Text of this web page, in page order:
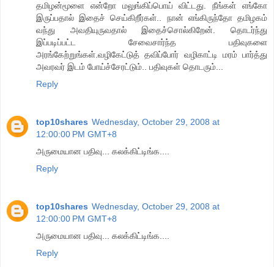
தமிழன்மூளை என்றோ மலுங்கிப்பொய் விட்டது. நீங்கள் எங்கோ
இருப்பதால் இதைச் செய்கிறீர்கள்.. நான் எங்கிருந்தோ தமிழகம்
வந்து அவதியுருவதால் இதைச்சொல்கிறேன். தொடர்ந்து
இப்படிப்பட்ட சேவைசார்ந்த பதிவுகளை
அரங்கேற்றுங்கள்.வழிகேட்டுத் தவிப்போர் வழிகாட்டி மரம் பார்த்து
அவரவர் இடம் போய்ச்சேரட்டும்.. பதிவுகள் தொடரும்...
Reply
top10shares Wednesday, October 29, 2008 at
12:00:00 PM GMT+8
அருமையான பதிவு... கலக்கிட்டிங்க....
Reply
top10shares Wednesday, October 29, 2008 at
12:00:00 PM GMT+8
அருமையான பதிவு... கலக்கிட்டிங்க....
Reply